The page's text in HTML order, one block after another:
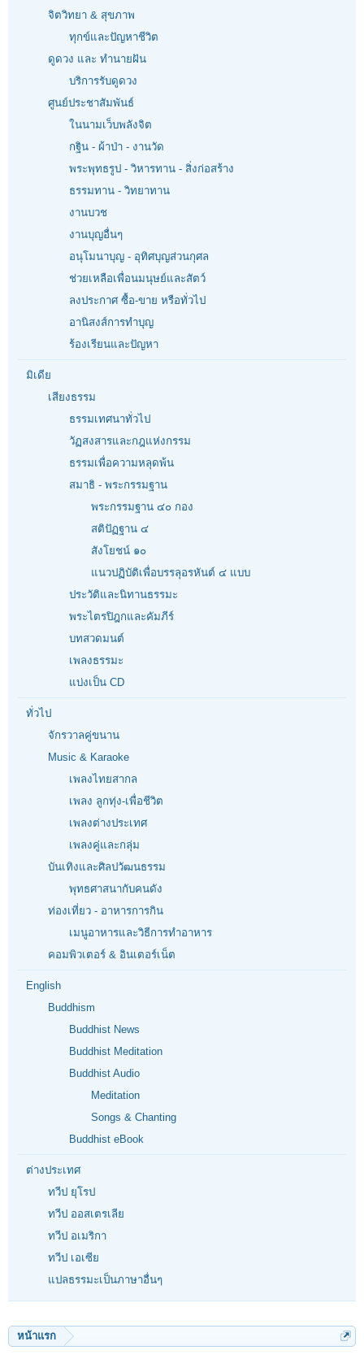
จิตวิทยา & สุขภาพ
ทุกข์และปัญหาชีวิต
ดูดวง และ ทำนายฝัน
บริการรับดูดวง
ศูนย์ประชาสัมพันธ์
ในนามเว็บพลังจิต
กฐิน - ผ้าป่า - งานวัด
พระพุทธรูป - วิหารทาน - สิ่งก่อสร้าง
ธรรมทาน - วิทยาทาน
งานบวช
งานบุญอื่นๆ
อนุโมนาบุญ - อุทิศบุญส่วนกุศล
ช่วยเหลือเพื่อนมนุษย์และสัตว์
ลงประกาศ ซื้อ-ขาย หรือทั่วไป
อานิสงส์การทำบุญ
ร้องเรียนและปัญหา
มิเดีย
เสียงธรรม
ธรรมเทศนาทั่วไป
วัฏสงสารและกฎแห่งกรรม
ธรรมเพื่อความหลุดพ้น
สมาธิ - พระกรรมฐาน
พระกรรมฐาน ๔๐ กอง
สติปัฏฐาน ๔
สังโยชน์ ๑๐
แนวปฏิบัติเพื่อบรรลุอรหันต์ ๔ แบบ
ประวัติและนิทานธรรมะ
พระไตรปิฎกและคัมภีร์
บทสวดมนต์
เพลงธรรมะ
แบ่งเป็น CD
ทั่วไป
จักรวาลคู่ขนาน
Music & Karaoke
เพลงไทยสากล
เพลง ลูกทุ่ง-เพื่อชีวิต
เพลงต่างประเทศ
เพลงคู่และกลุ่ม
บันเทิงและศิลปวัฒนธรรม
พุทธศาสนากับคนดัง
ท่องเที่ยว - อาหารการกิน
เมนูอาหารและวิธีการทำอาหาร
คอมพิวเตอร์ & อินเตอร์เน็ต
English
Buddhism
Buddhist News
Buddhist Meditation
Buddhist Audio
Meditation
Songs & Chanting
Buddhist eBook
ต่างประเทศ
ทวีป ยุโรป
ทวีป ออสเตรเลีย
ทวีป อเมริกา
ทวีป เอเซีย
แปลธรรมะเป็นภาษาอื่นๆ
หน้าแรก